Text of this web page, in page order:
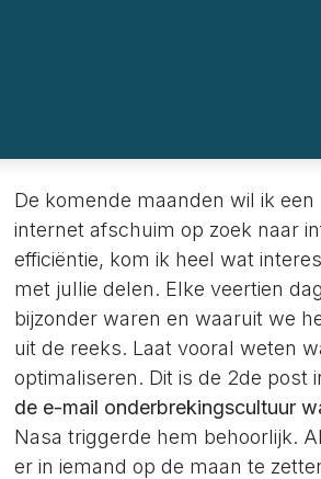
De komende maanden wil ik
internet afschuim op zoek naar
efficiëntie, kom ik heel wat
met jullie delen. Elke veertien
bijzonder waren en waaruit we
uit de reeks. Laat vooral weten
optimaliseren. Dit is de 2de post
de e-mail onderbrekingscultuur
Nasa triggerde hem behoorlijk.
er in iemand op de maan te